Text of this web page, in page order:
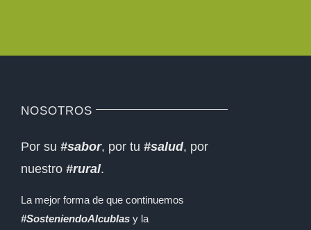
NOSOTROS
Por su #sabor, por tu #salud, por
nuestro #rural.
La mejor forma de que continuemos
#SosteniendoAlcublasy la